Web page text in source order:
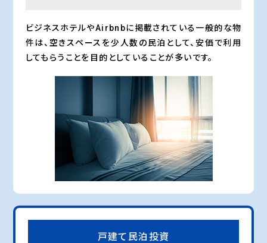
ビジネスホテルやAirbnbに掲載されている一般的な物
件は、空きスペースを少人数の民泊として、安価で利用
してもらうことを目的としていることが多いです。
戸建て民泊投資